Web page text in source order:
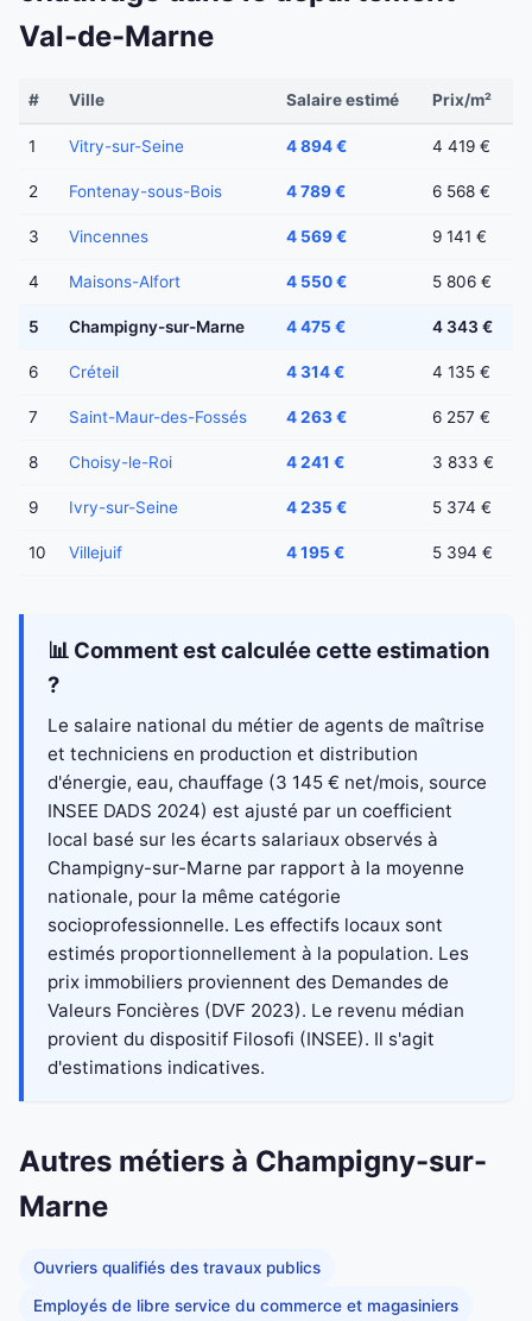
Val-de-Marne
# Ville Salaire estimé Prix/m²
1 Vitry-sur-Seine 4 894 € 4 419 €
2 Fontenay-sous-Bois 4 789 € 6 568 €
3 Vincennes 4 569 € 9 141 €
4 Maisons-Alfort 4 550 € 5 806 €
5 Champigny-sur-Marne 4 475 € 4 343 €
6 Créteil 4 314 € 4 135 €
7 Saint-Maur-des-Fossés 4 263 € 6 257 €
8 Choisy-le-Roi 4 241 € 3 833 €
9 Ivry-sur-Seine 4 235 € 5 374 €
10 Villejuif 4 195 € 5 394 €
📊 Comment est calculée cette estimation
?
Le salaire national du métier de agents de maîtrise
et techniciens en production et distribution
d'énergie, eau, chauffage (3 145 € net/mois, source
INSEE DADS 2024) est ajusté par un coefficient
local basé sur les écarts salariaux observés à
Champigny-sur-Marne par rapport à la moyenne
nationale, pour la même catégorie
socioprofessionnelle. Les effectifs locaux sont
estimés proportionnellement à la population. Les
prix immobiliers proviennent des Demandes de
Valeurs Foncières (DVF 2023). Le revenu médian
provient du dispositif Filosofi (INSEE). Il s'agit
d'estimations indicatives.
Autres métiers à Champigny-sur-
Marne
Ouvriers qualifiés des travaux publics
Employés de libre service du commerce et magasiniers